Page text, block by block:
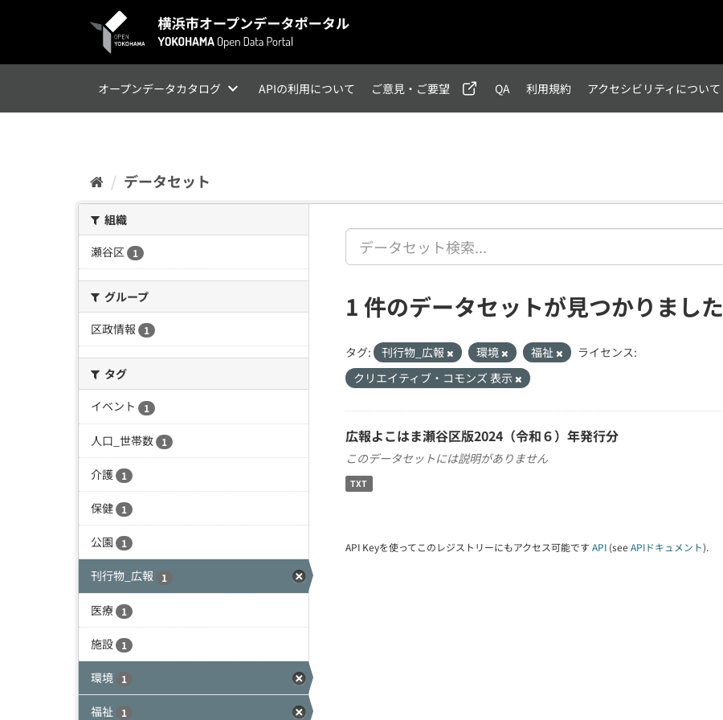
オープンデータカタログ APIの利用について ご意見・ご要望 QA 利用規約 アクセシビリティについて
データセット
組織
瀬谷区
1
グループ
区政情報
1
タグ
イベント
1
人口_世帯数 1
介護 1
保健 1
公園 1
刊行物_広報 1
医療 1
施設 1
環境 1
福祉 1
1 件のデータセットが見つかりました
タグ: 刊行物_広報 環境 福祉
ライセンス:
クリエイティブ・コモンズ 表示
広報よこはま瀬谷区版2024（令和６）年発行分
このデータセットには説明がありません
TXT
API Keyを使ってこのレジストリーにもアクセス可能です API (see APIドキュメント).